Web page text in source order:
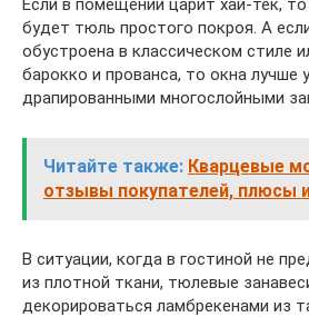
Если в помещении царит хай-тек,
будет тюль простого покроя. А
обустроена в классическом стиле
барокко и прованса, то окна лучше
драпированными многослойными
Читайте также: Кварцевые
отзывы покупателей, плюсы
В ситуации, когда в гостиной не
из плотной ткани, тюлевые
декорироваться ламбрекенами из